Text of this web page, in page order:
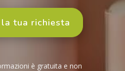
è gratuita e non